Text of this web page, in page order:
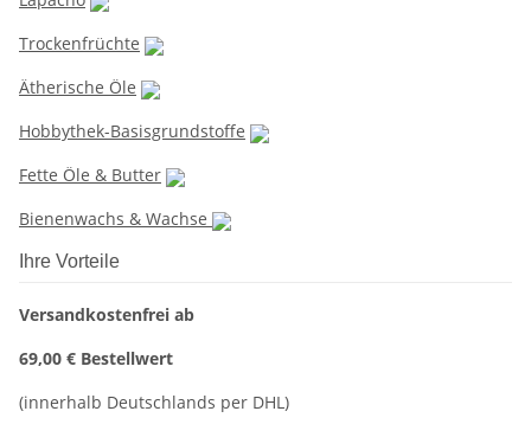
Trockenfrüchte
Ätherische Öle
Hobbythek-Basisgrundstoffe
Fette Öle & Butter
Bienenwachs & Wachse
Ihre Vorteile
Versandkostenfrei ab
69,00 € Bestellwert
(innerhalb Deutschlands per DHL)